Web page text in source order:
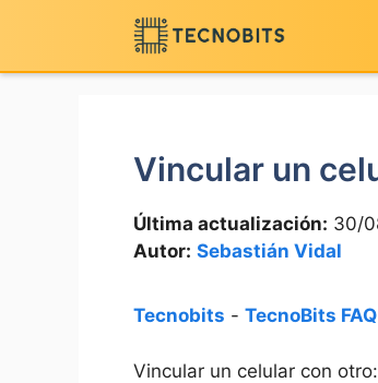
contenido
Vincular un
Última actualización: 30/
Autor: Sebastián Vidal
Tecnobits - TecnoBits FAQ
Vincular un celular con